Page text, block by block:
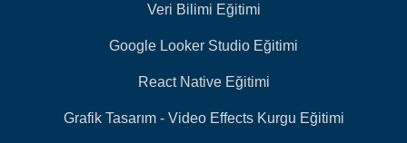
Veri Bilimi Eğitimi
Google Looker Studio Eğitimi
React Native Eğitimi
Grafik Tasarım - Video Effects Kurgu Eğitimi